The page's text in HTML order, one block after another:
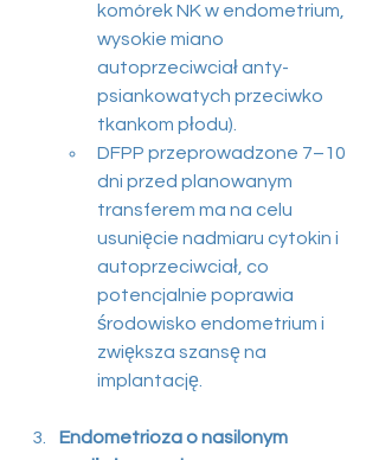
komórek NK w endometrium,
wysokie miano
autoprzeciwciał anty-
psiankowatych przeciwko
tkankom płodu).
DFPP przeprowadzone 7–10
dni przed planowanym
transferem ma na celu
usunięcie nadmiaru cytokin i
autoprzeciwciał, co
potencjalnie poprawia
środowisko endometrium i
zwiększa szansę na
implantację.
Endometrioza o nasilonym